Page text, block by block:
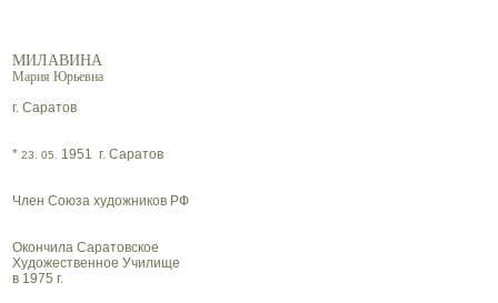
МИЛАВИНА
Мария Юрьевна
г. Саратов
* 23. 05. 1951 г. Саратов
Член Союза художников РФ
Окончила Саратовское
Художественное Училище
в 1975 г.